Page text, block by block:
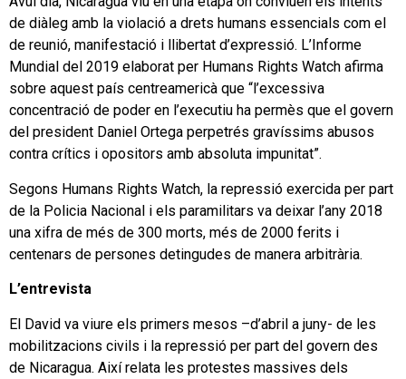
de diàleg amb la violació a drets humans essencials com el
de reunió, manifestació i llibertat d’expressió. L’Informe
Mundial del 2019 elaborat per Humans Rights Watch afirma
sobre aquest país centreamericà que “l’excessiva
concentració de poder en l’executiu ha permès que el govern
del president Daniel Ortega perpetrés gravíssims abusos
contra crítics i opositors amb absoluta impunitat”.
Segons Humans Rights Watch, la repressió exercida per part
de la Policia Nacional i els paramilitars va deixar l’any 2018
una xifra de més de 300 morts, més de 2000 ferits i
centenars de persones detingudes de manera arbitrària.
L’entrevista
El David va viure els primers mesos –d’abril a juny- de les
mobilitzacions civils i la repressió per part del govern des
de Nicaragua. Així relata les protestes massives dels